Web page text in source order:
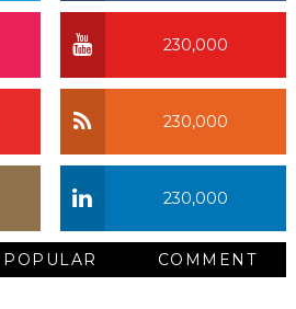
230,000
230,000
230,000
POPULAR COMMENT